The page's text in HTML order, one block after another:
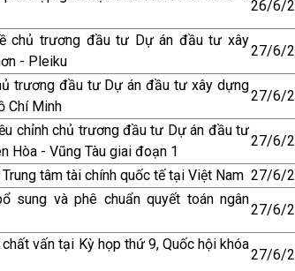
26/6/
chủ trương đầu tư Dự án đầu tư xây
- Pleiku
27/6/
trương đầu tư Dự án đầu tư xây dựng
Chí Minh
27/6/
chỉnh chủ trương đầu tư Dự án đầu tư
Hòa - Vũng Tàu giai đoạn 1
27/6/
Trung tâm tài chính quốc tế tại Việt Nam 27/6/
sung và phê chuẩn quyết toán ngân
27/6/
chất vấn tại Kỳ họp thứ 9, Quốc hội khóa
27/6/